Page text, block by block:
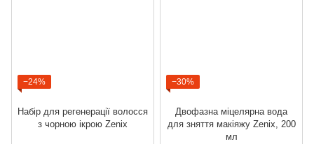
−24%
Набір для регенерації волосся
з чорною ікрою Zenix
−30%
Двофазна міцелярна вода
для зняття макіяжу Zenix, 200
мл